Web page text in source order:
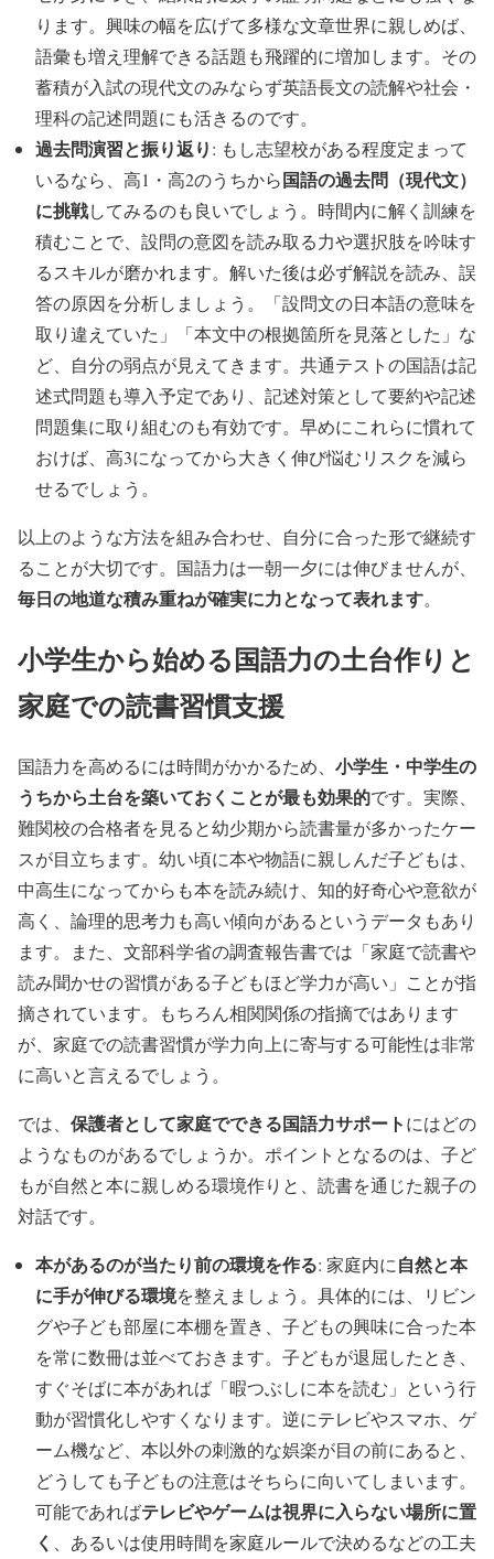
ります。興味の幅を広げて多様な文章世界に親しめば、
語彙も増え理解できる話題も飛躍的に増加します。その
蓄積が入試の現代文のみならず英語長文の読解や社会・
理科の記述問題にも活きるのです。
過去問演習と振り返り: もし志望校がある程度定まって
いるなら、高1・高2のうちから国語の過去問（現代文）
に挑戦してみるのも良いでしょう。時間内に解く訓練を
積むことで、設問の意図を読み取る力や選択肢を吟味す
るスキルが磨かれます。解いた後は必ず解説を読み、誤
答の原因を分析しましょう。「設問文の日本語の意味を
取り違えていた」「本文中の根拠箇所を見落とした」な
ど、自分の弱点が見えてきます。共通テストの国語は記
述式問題も導入予定であり、記述対策として要約や記述
問題集に取り組むのも有効です。早めにこれらに慣れて
おけば、高3になってから大きく伸び悩むリスクを減ら
せるでしょう。
以上のような方法を組み合わせ、自分に合った形で継続す
ることが大切です。国語力は一朝一夕には伸びませんが、
毎日の地道な積み重ねが確実に力となって表れます。
小学生から始める国語力の土台作りと
家庭での読書習慣支援
国語力を高めるには時間がかかるため、 小学生・中学生の
うちから土台を築いておくことが最も効果的です。実際、
難関校の合格者を見ると幼少期から読書量が多かったケー
スが目立ちます。幼い頃に本や物語に親しんだ子どもは、
中高生になってからも本を読み続け、知的好奇心や意欲が
高く、論理的思考力も高い傾向があるというデータもあり
ます。また、文部科学省の調査報告書では「家庭で読書や
読み聞かせの習慣がある子どもほど学力が高い」ことが指
摘されています。もちろん相関関係の指摘ではあります
が、家庭での読書習慣が学力向上に寄与する可能性は非常
に高いと言えるでしょう。
では、 保護者として家庭でできる国語力サポートにはどの
ようなものがあるでしょうか。ポイントとなるのは、子ど
もが自然と本に親しめる環境作りと、読書を通じた親子の
対話です。
本があるのが当たり前の環境を作る: 家庭内に自然と本
に手が伸びる環境を整えましょう。具体的には、リビン
グや子ども部屋に本棚を置き、子どもの興味に合った本
を常に数冊は並べておきます。子どもが退屈したとき、
すぐそばに本があれば「暇つぶしに本を読む」という行
動が習慣化しやすくなります。逆にテレビやスマホ、ゲ
ーム機など、本以外の刺激的な娯楽が目の前にあると、
どうしても子どもの注意はそちらに向いてしまいます。
可能であればテレビやゲームは視界に入らない場所に置
く
、あるいは使用時間を家庭ルールで決めるなどの工夫